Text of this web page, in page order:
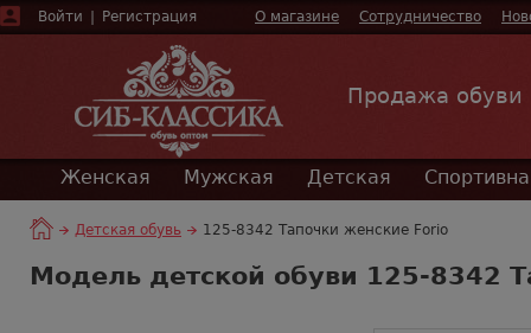
Войти Регистрация О магазине Сотрудничество
Продажа
Женская Мужская Детская
Детская обувь 125-8342 Тапочки женские Forio
Модель детской обуви 125-8342